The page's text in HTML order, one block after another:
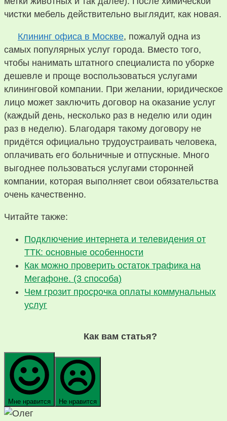
чистки мебель действительно выглядит, как новая.
Клининг офиса в Москве, пожалуй одна из
самых популярных услуг города. Вместо того,
чтобы нанимать штатного специалиста по уборке
дешевле и проще воспользоваться услугами
клининговой компании. При желании, юридическое
лицо может заключить договор на оказание услуг
(каждый день, несколько раз в неделю или один
раз в неделю). Благодаря такому договору не
придётся официально трудоустраивать человека,
оплачивать его больничные и отпускные. Много
выгоднее пользоваться услугами сторонней
компании, которая выполняет свои обязательства
очень качественно.
Читайте также:
Подключение интернета и телевидения от
ТТК: основные особенности
Как можно проверить остаток трафика на
Мегафоне. (3 способа)
Чем грозит просрочка оплаты коммунальных
услуг
Как вам статья?
Мне нравится Не нравится